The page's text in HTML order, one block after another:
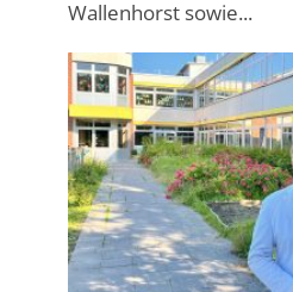
Wallenhorst sowie...